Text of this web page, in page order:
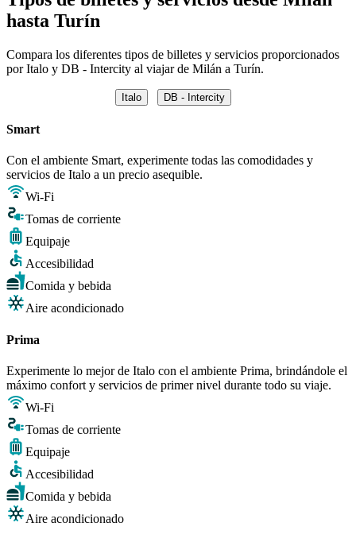
hasta Turín
Compara los diferentes tipos de billetes y servicios proporcionados
por Italo y DB - Intercity al viajar de Milán a Turín.
Italo DB - Intercity
Smart
Con el ambiente Smart, experimente todas las comodidades y
servicios de Italo a un precio asequible.
Wi-Fi
Tomas de corriente
Equipaje
Accesibilidad
Comida y bebida
Aire acondicionado
Prima
Experimente lo mejor de Italo con el ambiente Prima, brindándole el
máximo confort y servicios de primer nivel durante todo su viaje.
Wi-Fi
Tomas de corriente
Equipaje
Accesibilidad
Comida y bebida
Aire acondicionado